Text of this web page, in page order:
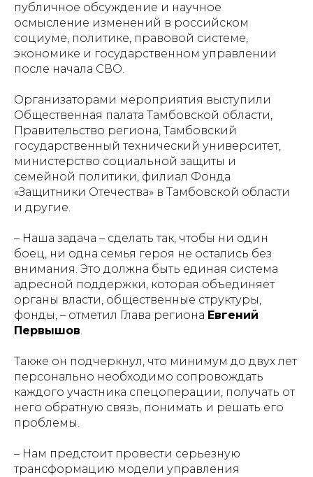
О ПАЛАТЕ
НОВОСТИ
О ПАЛАТЕ
НОВОСТИ
публичное обсуждение и научное
осмысление изменений в российском
социуме, политике, правовой системе,
экономике и государственном управлении
после начала СВО.
Организаторами мероприятия выступили
Общественная палата Тамбовской области,
Правительство региона, Тамбовский
государственный технический университет,
министерство социальной защиты и
семейной политики, филиал Фонда
«Защитники Отечества» в Тамбовской области
и другие.
– Наша задача – сделать так, чтобы ни один
боец, ни одна семья героя не остались без
внимания. Это должна быть единая система
адресной поддержки, которая объединяет
органы власти, общественные структуры,
фонды, – отметил Глава региона Евгений
Первышов.
Также он подчеркнул, что минимум до двух лет
персонально необходимо сопровождать
каждого участника спецоперации, получать от
него обратную связь, понимать и решать его
проблемы.
– Нам предстоит провести серьезную
трансформацию модели управления